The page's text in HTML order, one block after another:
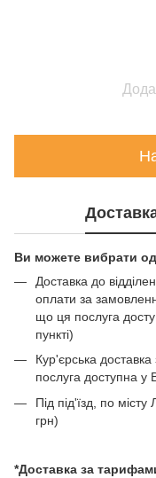
Ви можете вибрати
Доставка до
оплати за
що ця послуга
пункті)
Кур'єрська
послуга доступна у
Під під'їзд, по
грн)
*Доставка за